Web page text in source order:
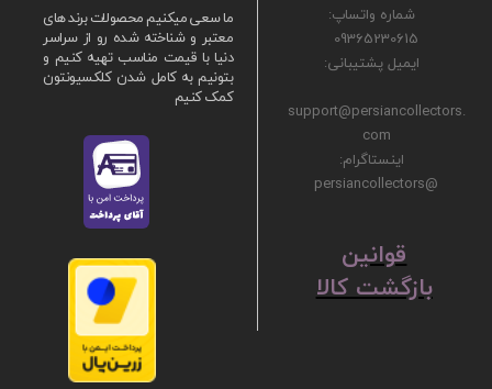
ما سعی میکنیم محصولات برند های
معتبر و شناخته شده رو از سراسر
دنیا با قیمت مناسب تهیه کنیم و
بتونیم به کامل شدن کلکسیونتون
کمک کنیم
شماره واتساپ:
09365230615
ایمیل پشتیبانی:
support@persiancollectors.
com
اینستاگرام:
@persiancollectors
ق​​​​​​​وانین
بازگشت کالا